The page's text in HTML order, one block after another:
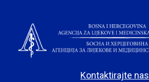
Kontaktirajte nas